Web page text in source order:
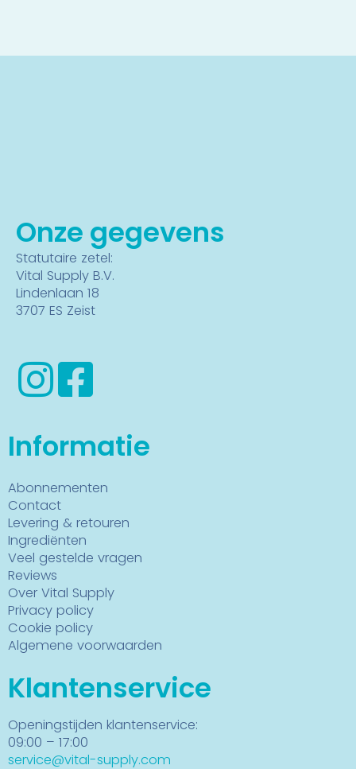
Onze gegevens
Statutaire zetel:
Vital Supply B.V.
Lindenlaan 18
3707 ES Zeist
Informatie
Abonnementen
Contact
Levering & retouren
Ingrediënten
Veel gestelde vragen
Reviews
Over Vital Supply
Privacy policy
Cookie policy
Algemene voorwaarden
Klantenservice
Openingstijden klantenservice:
09:00 – 17:00
service@vital-supply.com